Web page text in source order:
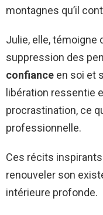
montagnes qu’il
Julie, elle, témoigne
suppression des
confiance en soi et
libération ressentie
procrastination, ce
professionnelle.
Ces récits
renouveler son
intérieure profonde.